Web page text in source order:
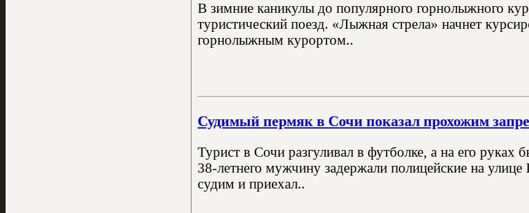
В зимние каникулы до популярного горнолыжного
туристический поезд. «Лыжная стрела» начнет
горнолыжным курортом..
Судимый пермяк в Сочи показал прохожим
Турист в Сочи разгуливал в футболке, а на его руках
38-летнего мужчину задержали полицейские на
судим и приехал..